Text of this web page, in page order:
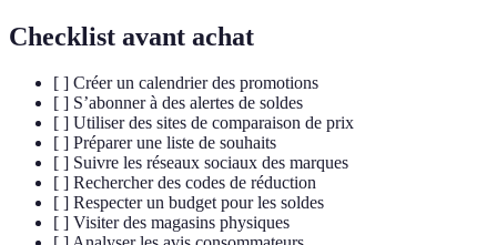
Checklist avant achat
[ ] Créer un calendrier des promotions
[ ] S’abonner à des alertes de soldes
[ ] Utiliser des sites de comparaison de prix
[ ] Préparer une liste de souhaits
[ ] Suivre les réseaux sociaux des marques
[ ] Rechercher des codes de réduction
[ ] Respecter un budget pour les soldes
[ ] Visiter des magasins physiques